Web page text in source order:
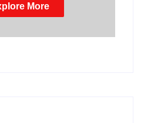
More